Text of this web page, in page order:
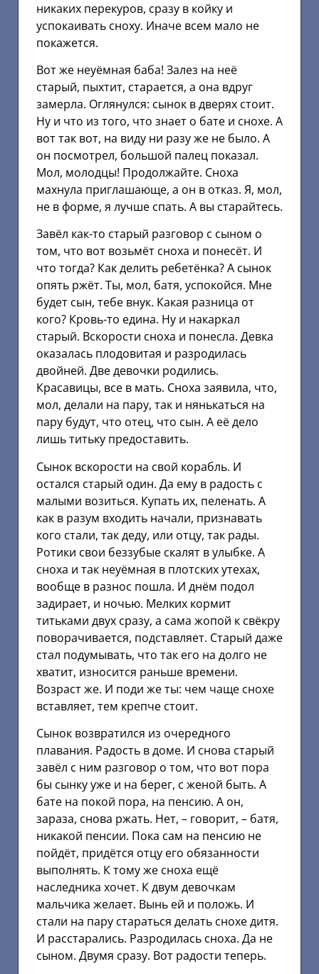
никаких перекуров, сразу в койку и
успокаивать сноху. Иначе всем мало не
покажется.
Вот же неуёмная баба! Залез на неё
старый, пыхтит, старается, а она вдруг
замерла. Оглянулся: сынок в дверях стоит.
Ну и что из того, что знает о бате и снохе. А
вот так вот, на виду ни разу же не было. А
он посмотрел, большой палец показал.
Мол, молодцы! Продолжайте. Сноха
махнула приглашающе, а он в отказ. Я, мол,
не в форме, я лучше спать. А вы старайтесь.
Завёл как-то старый разговор с сыном о
том, что вот возьмёт сноха и понесёт. И
что тогда? Как делить ребетёнка? А сынок
опять ржёт. Ты, мол, батя, успокойся. Мне
будет сын, тебе внук. Какая разница от
кого? Кровь-то едина. Ну и накаркал
старый. Вскорости сноха и понесла. Девка
оказалась плодовитая и разродилась
двойней. Две девочки родились.
Красавицы, все в мать. Сноха заявила, что,
мол, делали на пару, так и нянькаться на
пару будут, что отец, что сын. А её дело
лишь титьку предоставить.
Сынок вскорости на свой корабль. И
остался старый один. Да ему в радость с
малыми возиться. Купать их, пеленать. А
как в разум входить начали, признавать
кого стали, так деду, или отцу, так рады.
Ротики свои беззубые скалят в улыбке. А
сноха и так неуёмная в плотских утехах,
вообще в разнос пошла. И днём подол
задирает, и ночью. Мелких кормит
титьками двух сразу, а сама жопой к свёкру
поворачивается, подставляет. Старый даже
стал подумывать, что так его на долго не
хватит, износится раньше времени.
Возраст же. И поди же ты: чем чаще снохе
вставляет, тем крепче стоит.
Сынок возвратился из очередного
плавания. Радость в доме. И снова старый
завёл с ним разговор о том, что вот пора
бы сынку уже и на берег, с женой быть. А
бате на покой пора, на пенсию. А он,
зараза, снова ржать. Нет, – говорит, – батя,
никакой пенсии. Пока сам на пенсию не
пойдёт, придётся отцу его обязанности
выполнять. К тому же сноха ещё
наследника хочет. К двум девочкам
мальчика желает. Вынь ей и положь. И
стали на пару стараться делать снохе дитя.
И расстарались. Разродилась сноха. Да не
сыном. Двумя сразу. Вот радости теперь.